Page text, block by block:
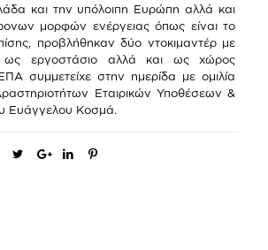
και την υπόλοιπη Ευρώπη αλλά και
μορφών ενέργειας όπως είναι το
προβλήθηκαν δύο ντοκιμαντέρ με
ως εργοστάσιο αλλά και ως χώρος
συμμετείχε στην ημερίδα με ομιλία
Εταιρικών Υποθέσεων &
Ευάγγελου Κοσμά.